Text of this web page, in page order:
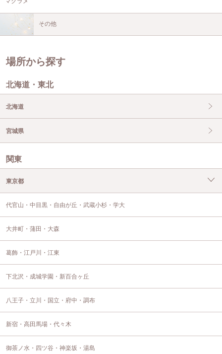
その他
場所から探す
北海道・東北
北海道
宮城県
関東
東京都
代官山・中目黒・自由が丘・武蔵小杉・学大
大井町・蒲田・大森
葛飾・江戸川・江東
下北沢・成城学園・新百合ヶ丘
八王子・立川・国立・府中・調布
新宿・高田馬場・代々木
御茶ノ水・四ツ谷・神楽坂・湯島